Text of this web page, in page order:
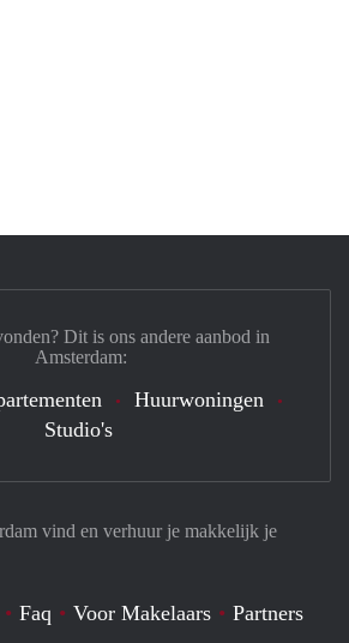
vind en verhuur je makkelijk je
Faq Voor Makelaars
Partners
Dit is ons andere aanbod in
Amsterdam:
Huurwoningen
Studio's